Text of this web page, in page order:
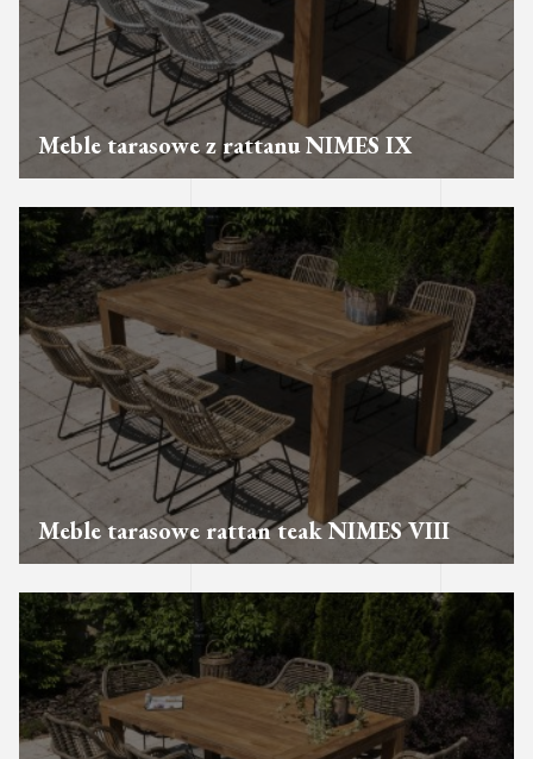
Meble tarasowe z rattanu NIMES IX
Meble tarasowe rattan teak NIMES VIII